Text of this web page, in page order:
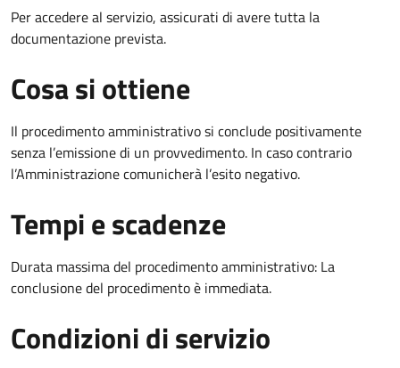
Per accedere al servizio, assicurati di avere tutta la
documentazione prevista.
Cosa si ottiene
Il procedimento amministrativo si conclude positivamente
senza l’emissione di un provvedimento. In caso contrario
l’Amministrazione comunicherà l’esito negativo.
Tempi e scadenze
Durata massima del procedimento amministrativo: La
conclusione del procedimento è immediata.
Condizioni di servizio